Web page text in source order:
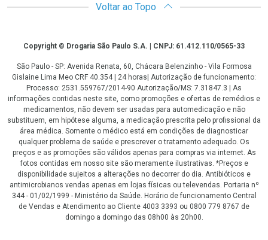
Voltar ao Topo
CopyrightCopyright © Drogaria São Paulo S.A. | CNPJ: 61.412.110/0565-33
São Paulo - SP: Avenida Renata, 60, Chácara Belenzinho - Vila Formosa
Gislaine Lima Meo CRF 40.354 | 24 horas| Autorização de funcionamento:
Processo: 2531.559767/2014-90 Autorização/MS: 7.31847.3 | As
informações contidas neste site, como promoções e ofertas de remédios e
medicamentos, não devem ser usadas para automedicação e não
substituem, em hipótese alguma, a medicação prescrita pelo profissional da
área médica. Somente o médico está em condições de diagnosticar
qualquer problema de saúde e prescrever o tratamento adequado. Os
preços e as promoções são válidos apenas para compras via internet. As
fotos contidas em nosso site são meramente ilustrativas. *Preços e
disponibilidade sujeitos a alterações no decorrer do dia. Antibióticos e
antimicrobianos vendas apenas em lojas físicas ou televendas. Portaria nº
344 - 01/02/1999 - Ministério da Saúde. Horário de funcionamento Central
de Vendas e Atendimento ao Cliente 4003 3393 ou 0800 779 8767 de
domingo a domingo das 08h00 às 20h00.